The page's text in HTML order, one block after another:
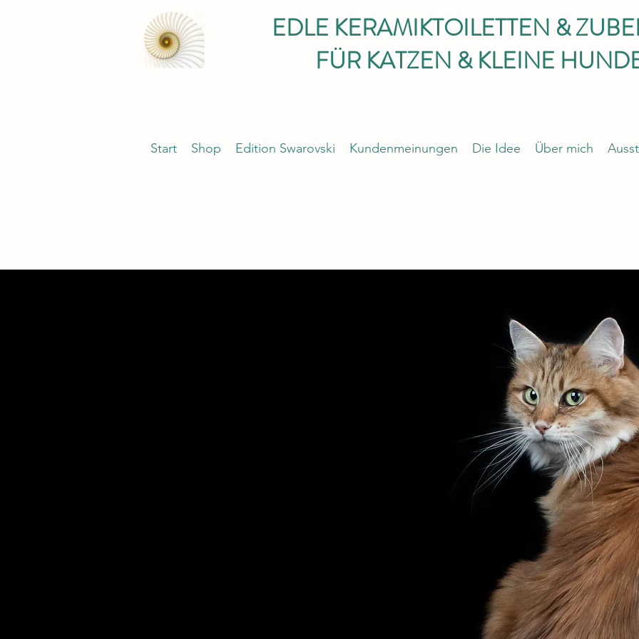
EDLE KERAMIKTOILETTEN &
FÜR KATZEN & KLEINE
Start Shop Edition Swarovski Kundenmeinungen Die Idee Über mich